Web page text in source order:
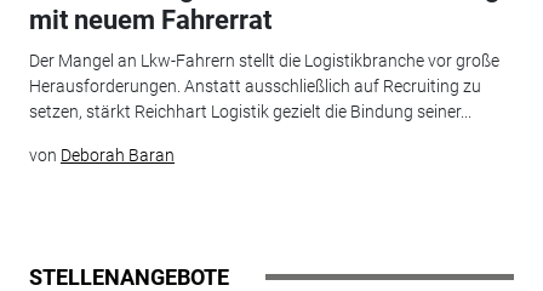
mit neuem Fahrerrat
Der Mangel an Lkw-Fahrern stellt die Logistikbranche vor große
Herausforderungen. Anstatt ausschließlich auf Recruiting zu
setzen, stärkt Reichhart Logistik gezielt die Bindung seiner...
von Deborah Baran
STELLENANGEBOTE